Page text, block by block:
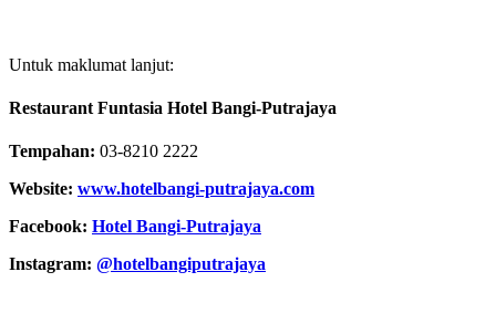
Untuk maklumat lanjut:
Restaurant Funtasia Hotel Bangi-Putrajaya
Tempahan: 03-8210 2222
Website: www.hotelbangi-putrajaya.com
Facebook: Hotel Bangi-Putrajaya
Instagram: @hotelbangiputrajaya